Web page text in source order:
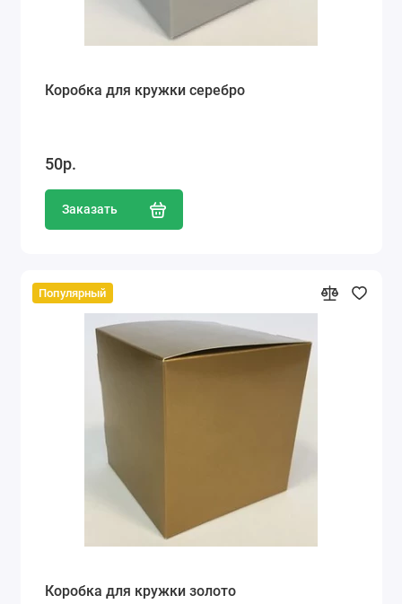
Коробка для кружки серебро
50р.
Заказать
Популярный
Коробка для кружки золото